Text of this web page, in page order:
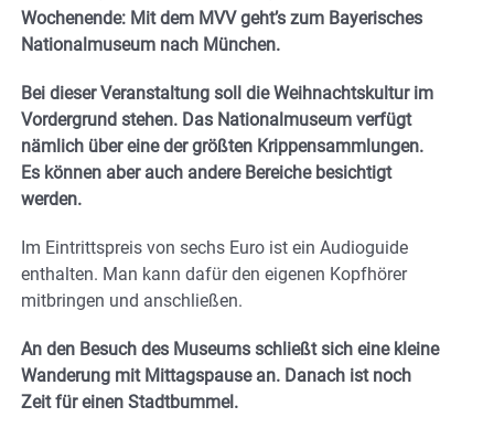
Wochenende: Mit dem MVV geht’s zum Bayerisches
Nationalmuseum nach München.
Bei dieser Veranstaltung soll die Weihnachtskultur im
Vordergrund stehen. Das Nationalmuseum verfügt
nämlich über eine der größten Krippensammlungen.
Es können aber auch andere Bereiche besichtigt
werden.
Im Eintrittspreis von sechs Euro ist ein Audioguide
enthalten. Man kann dafür den eigenen Kopfhörer
mitbringen und anschließen.
An den Besuch des Museums schließt sich eine kleine
Wanderung mit Mittagspause an. Danach ist noch
Zeit für einen Stadtbummel.